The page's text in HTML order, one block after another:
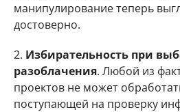
манипулирование теперь
достоверно.
2. Избирательность при
разоблачения. Любой из
проектов не может
поступающей на проверку